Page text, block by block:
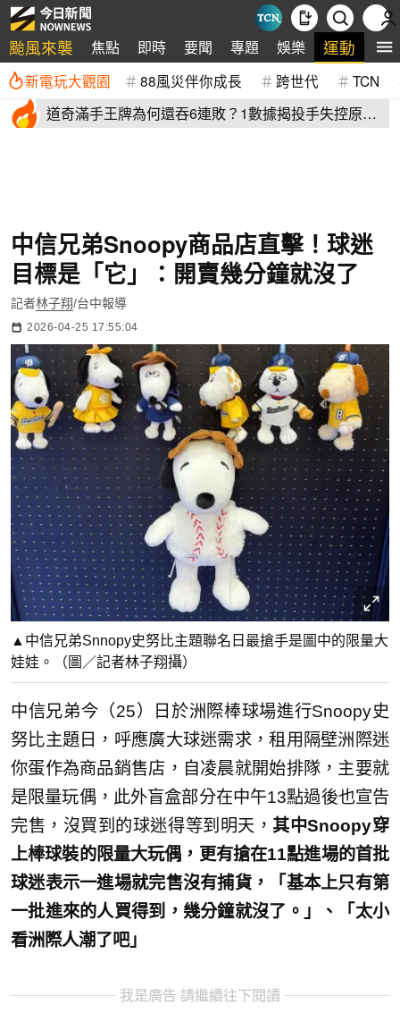
颱風來襲 焦點 即時 要聞 專題 娛樂 運動 全
新電玩大觀園 88風災伴你成長 跨世代 TCN
道奇滿手王牌為何還吞6連敗？1數據揭投手失控原
中信兄弟Snoopy商品店直擊！球迷
目標是「它」：開賣幾分鐘就沒了
記者林子翔/台中報導
2026-04-25 17:55:04
▲中信兄弟Snnopy史努比主題聯名日最搶手是圖中的限量大
娃娃。（圖／記者林子翔攝）
中信兄弟今（25）日於洲際棒球場進行Snoopy史
努比主題日，呼應廣大球迷需求，租用隔壁洲際迷
你蛋作為商品銷售店，自凌晨就開始排隊，主要就
是限量玩偶，此外盲盒部分在中午13點過後也宣告
完售，沒買到的球迷得等到明天， 其中Snoopy穿
上棒球裝的限量大玩偶，更有搶在11點進場的首批
球迷表示一進場就完售沒有捕貨，「基本上只有第
一批進來的人買得到，幾分鐘就沒了。」、「太小
看洲際人潮了吧」
我是廣告 請繼續往下閱讀